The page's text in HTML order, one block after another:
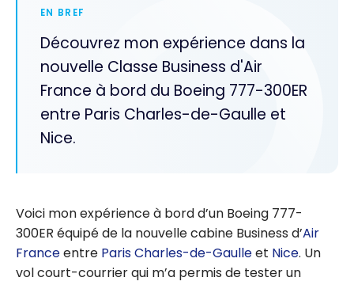
EN BREF
Découvrez mon expérience dans la
nouvelle Classe Business d'Air
France à bord du Boeing 777-300ER
entre Paris Charles-de-Gaulle et
Nice.
Voici mon expérience à bord d’un Boeing 777-
300ER équipé de la nouvelle cabine Business d’Air
Franceentre Paris Charles-de-Gaulleet Nice. Un
vol court-courrier qui m’a permis de tester un